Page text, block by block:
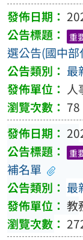
重
選公告(國中
最
人
78
重
補名單
最
教